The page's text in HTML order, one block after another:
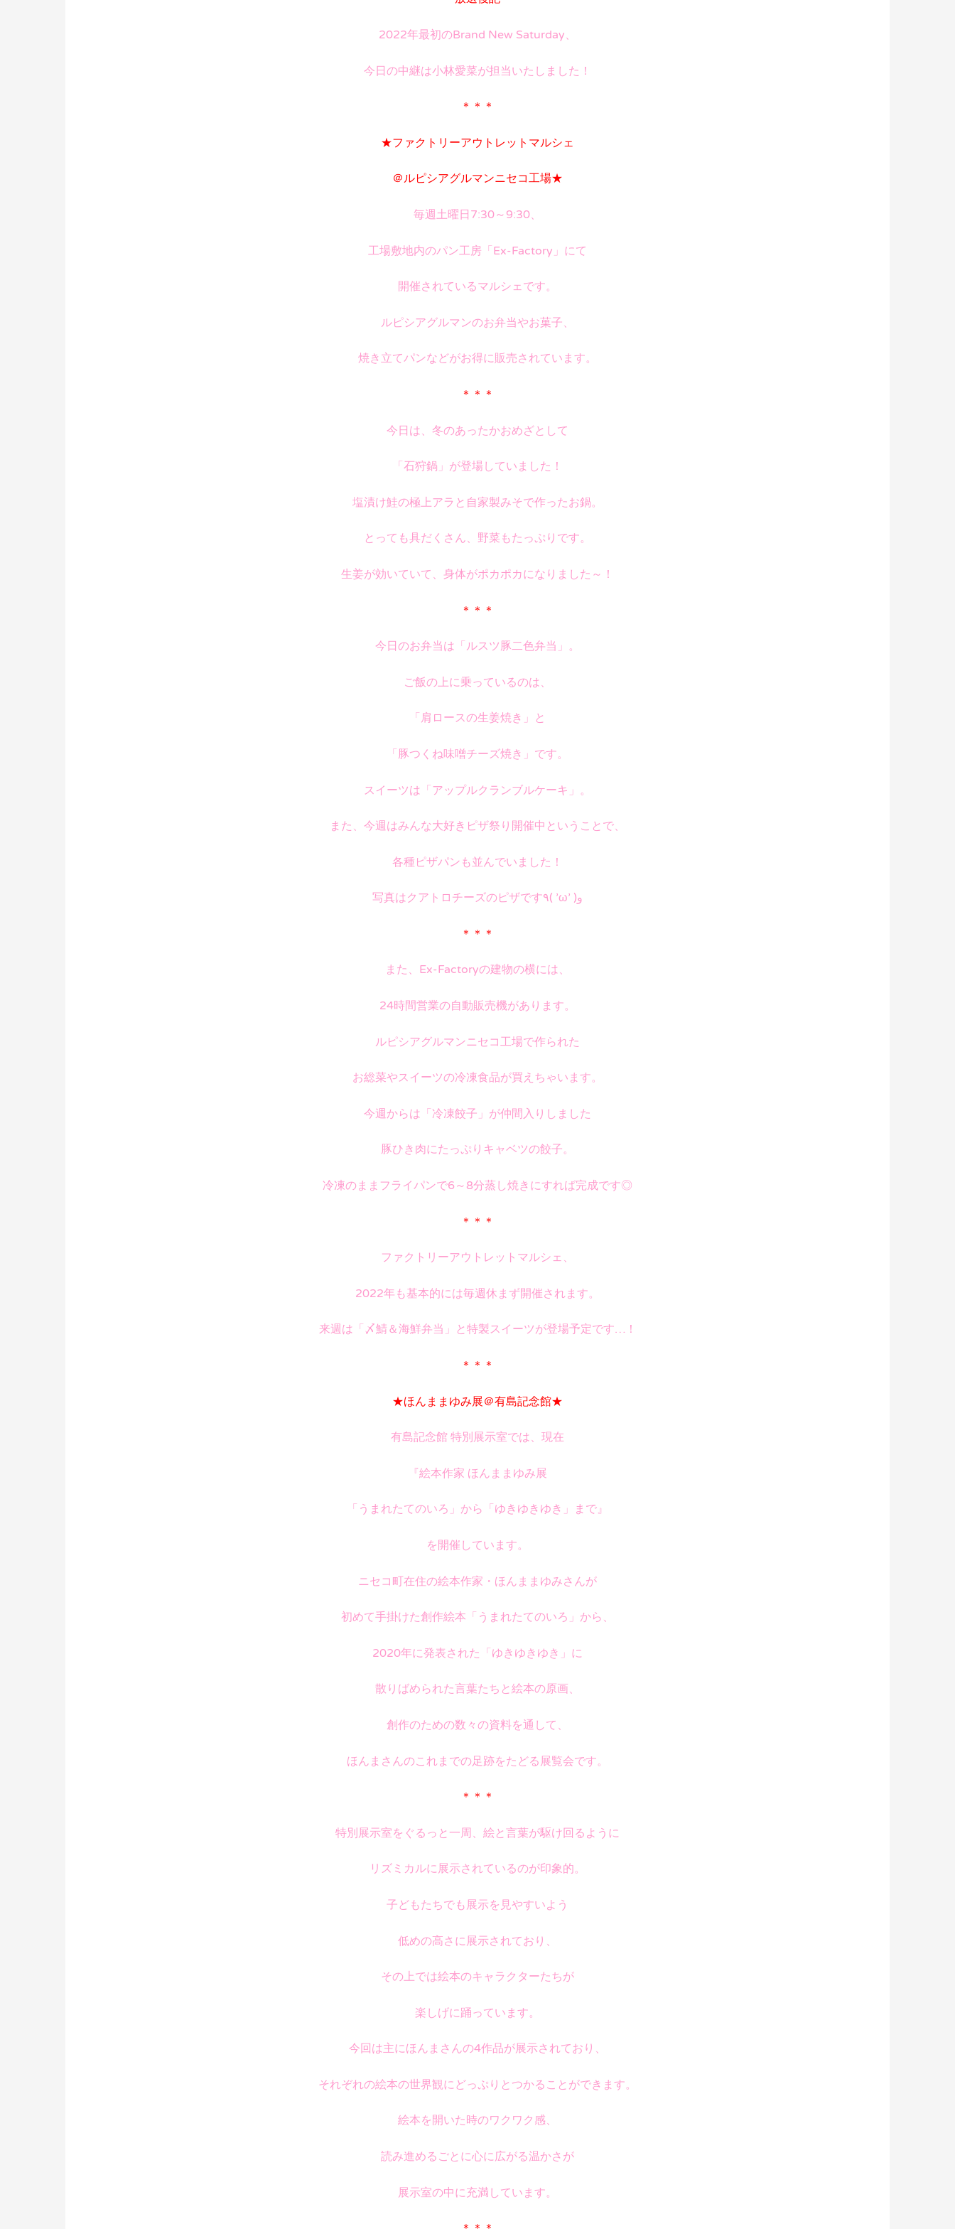
2022年最初のBrand New Saturday、
今日の中継は小林愛菜が担当いたしました！
＊＊＊
★ファクトリーアウトレットマルシェ
＠ルピシアグルマンニセコ工場★
毎週土曜日7:30～9:30、
工場敷地内のパン工房「Ex-Factory」にて
開催されているマルシェです。
ルピシアグルマンのお弁当やお菓子、
焼き立てパンなどがお得に販売されています。
＊＊＊
今日は、冬のあったかおめざとして
「石狩鍋」が登場していました！
塩漬け鮭の極上アラと自家製みそで作ったお鍋。
とっても具だくさん、野菜もたっぷりです。
生姜が効いていて、身体がポカポカになりました～！
＊＊＊
今日のお弁当は「ルスツ豚二色弁当」。
ご飯の上に乗っているのは、
「肩ロースの生姜焼き」と
「豚つくね味噌チーズ焼き」です。
スイーツは「アップルクランブルケーキ」。
また、今週はみんな大好きピザ祭り開催中ということで、
各種ピザパンも並んでいました！
写真はクアトロチーズのピザです٩( ’ω’ )و
＊＊＊
また、Ex-Factoryの建物の横には、
24時間営業の自動販売機があります。
ルピシアグルマンニセコ工場で作られた
お総菜やスイーツの冷凍食品が買えちゃいます。
今週からは「冷凍餃子」が仲間入りしました
豚ひき肉にたっぷりキャベツの餃子。
冷凍のままフライパンで6～8分蒸し焼きにすれば完成です◎
＊＊＊
ファクトリーアウトレットマルシェ、
2022年も基本的には毎週休まず開催されます。
来週は「〆鯖＆海鮮弁当」と特製スイーツが登場予定です…！
＊＊＊
★ほんままゆみ展＠有島記念館★
有島記念館 特別展示室では、現在
『絵本作家 ほんままゆみ展
「うまれたてのいろ」から「ゆきゆきゆき」まで』
を開催しています。
ニセコ町在住の絵本作家・ほんままゆみさんが
初めて手掛けた創作絵本「うまれたてのいろ」から、
2020年に発表された「ゆきゆきゆき」に
散りばめられた言葉たちと絵本の原画、
創作のための数々の資料を通して、
ほんまさんのこれまでの足跡をたどる展覧会です。
＊＊＊
特別展示室をぐるっと一周、絵と言葉が駆け回るように
リズミカルに展示されているのが印象的。
子どもたちでも展示を見やすいよう
低めの高さに展示されており、
その上では絵本のキャラクターたちが
楽しげに踊っています。
今回は主にほんまさんの4作品が展示されており、
それぞれの絵本の世界観にどっぷりとつかることができます。
絵本を開いた時のワクワク感、
読み進めるごとに心に広がる温かさが
展示室の中に充満しています。